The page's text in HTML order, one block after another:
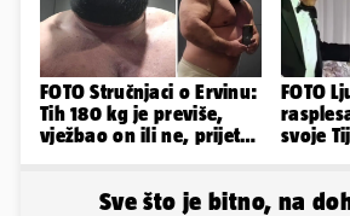
FOTO Stručnjaci o Ervinu:
Tih 180 kg je previše,
vježbao on ili ne, prijete
FOTO
svoje
Sve što je bitno, na